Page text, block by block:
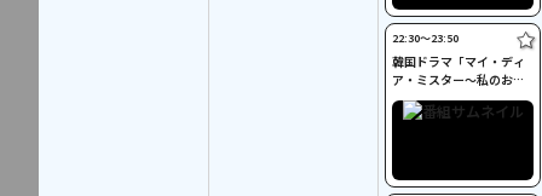
22:30〜23:50
韓国ドラマ「マイ・ディ
ア・ミスター～私のおじ
さん～」ノーカット字幕
版 #2